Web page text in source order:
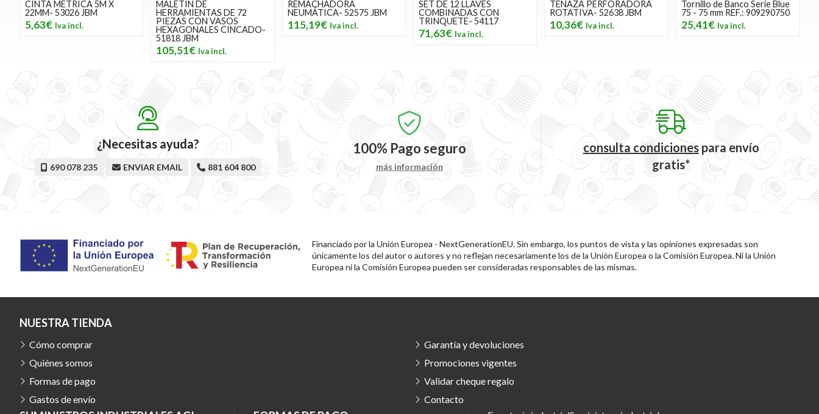
CINTA MÉTRICA 5M X
22MM- 53026 JBM
5,63€
MALETÍN DE
HERRAMIENTAS DE 72
PIEZAS CON VASOS
HEXAGONALES CINCADO-
51818 JBM
105,51€
REMACHADORA
NEUMÁTICA- 52575 JBM
115,19€
SET DE 12 LLAVES
COMBINADAS CON
TRINQUETE- 54117
71,63€
TENAZA PERFORADORA
ROTATIVA- 52638 JBM
10,36€
Tornillo de Banco Serie Blue
75 - 75 mm REF.: 909290750
25,41€
¿Necesitas ayuda?
690 078 235 ENVIAR EMAIL 881 604 800
100% Pago seguro
más información
consulta condicionespara envío
gratis*
Financiado por la Unión Europea - NextGenerationEU. Sin embargo, los puntos de vista y las opiniones expresadas son
únicamente los del autor o autores y no reflejan necesariamente los de la Unión Europea o la Comisión Europea. Ni la Unión
Europea ni la Comisión Europea pueden ser consideradas responsables de las mismas.
NUESTRA TIENDA
Cómo comprar
Quiénes somos
Formas de pago
Gastos de envío
Garantía y devoluciones
Promociones vigentes
Validar cheque regalo
Contacto